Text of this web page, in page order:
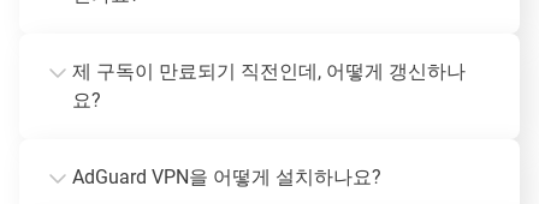
제 구독이 만료되기 직전인데, 어떻게 갱신하나
요?
AdGuard VPN을 어떻게 설치하나요?